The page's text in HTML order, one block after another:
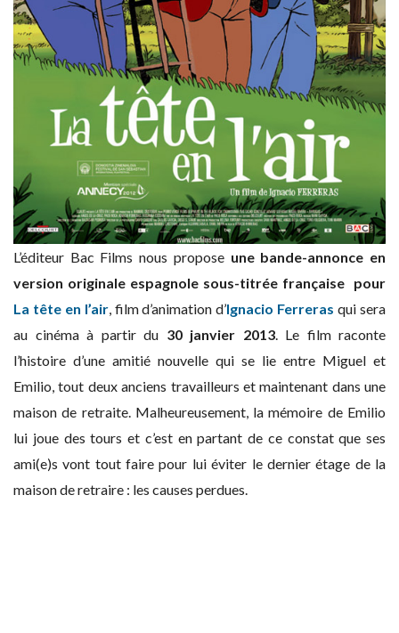
L’éditeur Bac Films nous propose une bande-annonce en
version originale espagnole sous-titrée française pour
La tête en l’air, film d’animation d’Ignacio Ferreras qui sera
au cinéma à partir du 30 janvier 2013. Le film raconte
l’histoire d’une amitié nouvelle qui se lie entre Miguel et
Emilio, tout deux anciens travailleurs et maintenant dans une
maison de retraite. Malheureusement, la mémoire de Emilio
lui joue des tours et c’est en partant de ce constat que ses
ami(e)s vont tout faire pour lui éviter le dernier étage de la
maison de retraire : les causes perdues.